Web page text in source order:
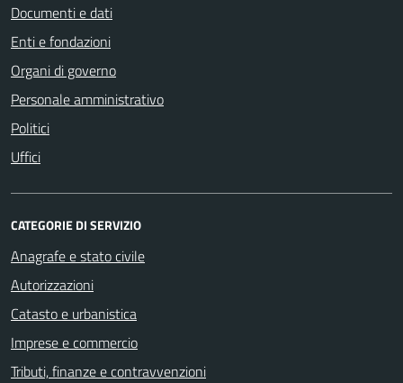
Documenti e dati
Enti e fondazioni
Organi di governo
Personale amministrativo
Politici
Uffici
CATEGORIE DI SERVIZIO
Anagrafe e stato civile
Autorizzazioni
Catasto e urbanistica
Imprese e commercio
Tributi, finanze e contravvenzioni